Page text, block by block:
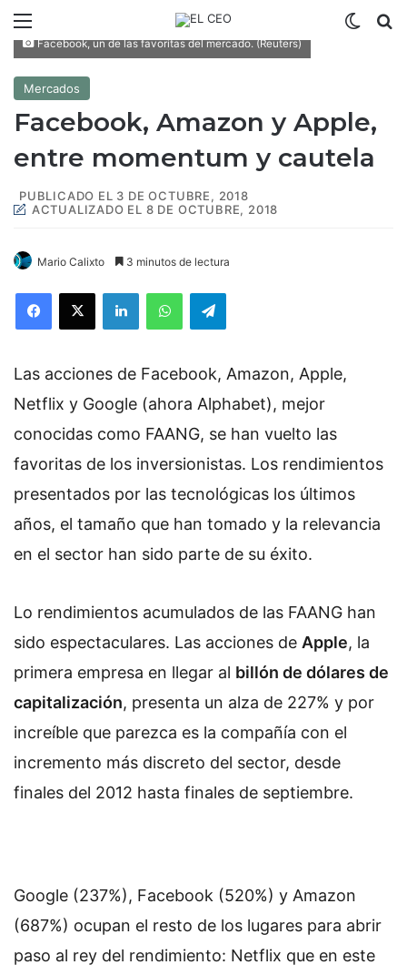
Facebook, un de las favoritas del mercado. (Reuters)
Mercados
Facebook, Amazon y Apple,
entre momentum y cautela
PUBLICADO EL 3 DE OCTUBRE, 2018
ACTUALIZADO EL 8 DE OCTUBRE, 2018
Mario Calixto 3 minutos de lectura
Las acciones de Facebook, Amazon, Apple,
Netflix y Google (ahora Alphabet), mejor
conocidas como FAANG, se han vuelto las
favoritas de los inversionistas. Los rendimientos
presentados por las tecnológicas los últimos
años, el tamaño que han tomado y la relevancia
en el sector han sido parte de su éxito.
Lo rendimientos acumulados de las FAANG han
sido espectaculares. Las acciones de Apple, la
primera empresa en llegar al billón de dólares de
capitalización, presenta un alza de 227% y por
increíble que parezca es la compañía con el
incremento más discreto del sector, desde
finales del 2012 hasta finales de septiembre.
Google (237%), Facebook (520%) y Amazon
(687%) ocupan el resto de los lugares para abrir
paso al rey del rendimiento: Netflix que en este